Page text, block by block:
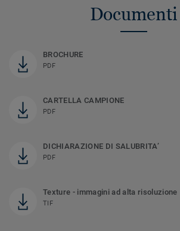
Documenti
BROCHURE
PDF
CARTELLA CAMPIONE
PDF
DICHIARAZIONE DI SALUBRITA’
PDF
Texture - immagini ad alta risoluzione
TIF